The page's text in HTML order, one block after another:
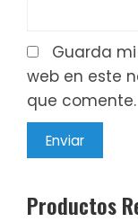
Guarda
web en este
que comente.
Productos